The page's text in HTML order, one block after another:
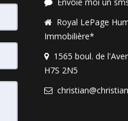
Royal LePage
Immobilière*
1565 boul. de
H7S 2N5